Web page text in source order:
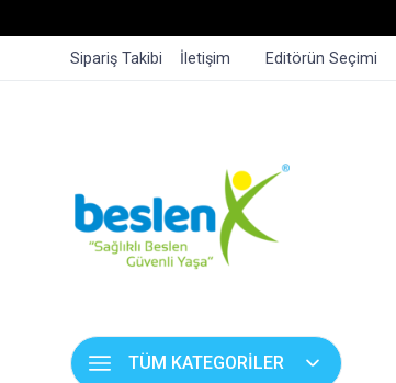
Sipariş Takibi İletişim Editörün Seçimi
TÜM KATEGORİLER